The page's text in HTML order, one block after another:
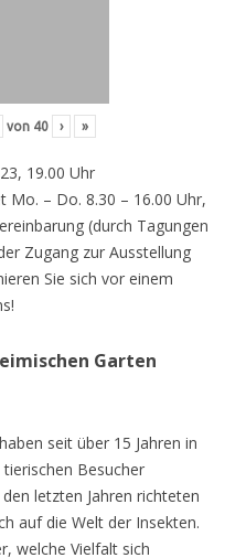
von 40 › »
19.00 Uhr
Mo. – Do. 8.30 – 16.00 Uhr,
(durch Tagungen
Zugang zur Ausstellung
Sie sich vor einem
Garten
seit über 15 Jahren in
Besucher
letzten Jahren richteten
auf die Welt der Insekten.
welche Vielfalt sich